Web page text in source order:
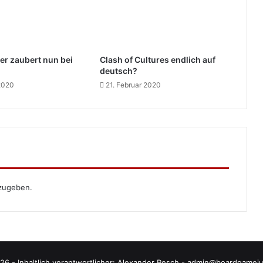
zaubert nun bei
Clash of Cultures endlich auf
deutsch?
21. Februar 2020